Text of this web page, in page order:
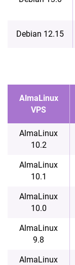
Debian 12.15
AlmaLinux
VPS
AlmaLinux
10.2
AlmaLinux
10.1
AlmaLinux
10.0
AlmaLinux
9.8
AlmaLinux